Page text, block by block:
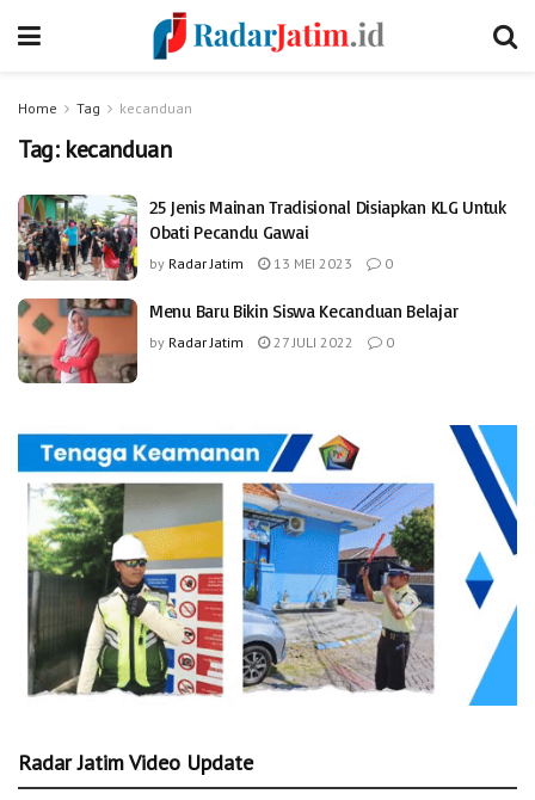
Home Tag kecanduan
Tag: kecanduan
25 Jenis Mainan Tradisional Disiapkan KLG Untuk
Obati Pecandu Gawai
by Radar Jatim 13 MEI 2023 0
Menu Baru Bikin Siswa Kecanduan Belajar
by Radar Jatim 27 JULI 2022 0
Radar Jatim Video Update